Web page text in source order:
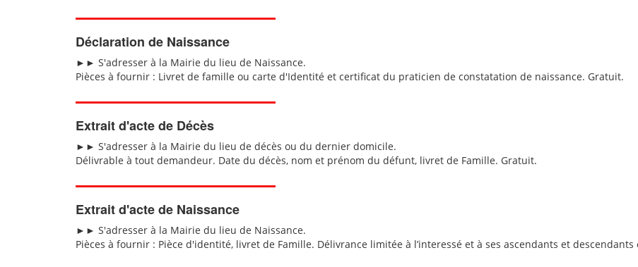
Déclaration de Naissance
►► S'adresser à la Mairie du lieu de Naissance.
Pièces à fournir : Livret de famille ou carte d'Identité et certificat du praticien de constatation de naissance. Gratuit.
Extrait d'acte de Décès
►► S'adresser à la Mairie du lieu de décès ou du dernier domicile.
Délivrable à tout demandeur. Date du décès, nom et prénom du défunt, livret de Famille. Gratuit.
Extrait d'acte de Naissance
►► S'adresser à la Mairie du lieu de Naissance.
Pièces à fournir : Pièce d'identité, livret de Famille. Délivrance limitée à l’interessé et à ses ascendants et